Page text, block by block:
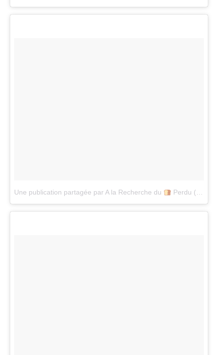
Une publication partagée par A la Recherche du Perdu (@alarecherchedupainperdu)